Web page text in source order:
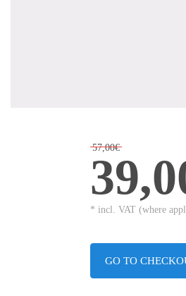
57,00€
* incl. VAT (where
GO TO